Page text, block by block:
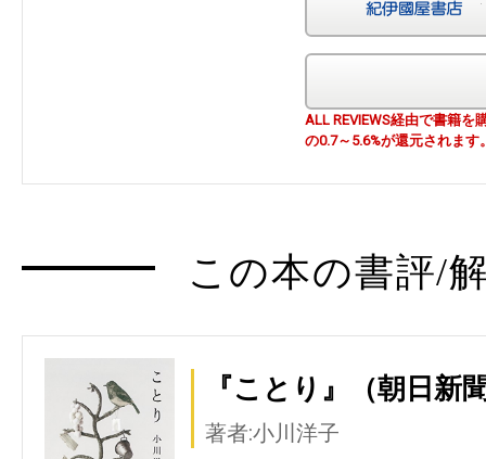
ALL REVIEWS経由で書籍
の0.7～5.6%が還元されます
この本の書評/
『ことり』（朝日新
著者:小川洋子